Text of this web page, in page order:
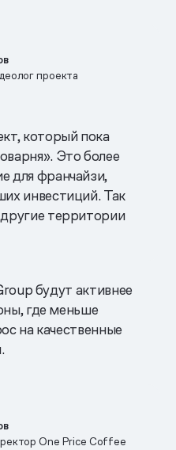
проекта
который пока
Это более
для франчайзи,
инвестиций. Так
территории
будут активнее
где меньше
на качественные
One Price Coffee